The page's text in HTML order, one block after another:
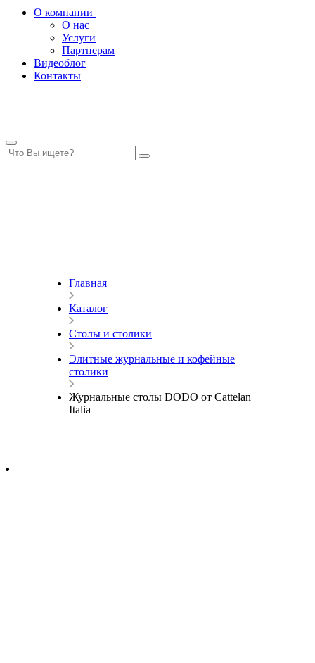
О компании
О нас
Услуги
Партнерам
Видеоблог
Контакты
Главная
Каталог
Столы и столики
Элитные журнальные и кофейные
столики
Журнальные столы DODO от Cattelan
Italia